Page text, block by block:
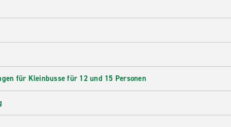
für Kleinbusse für 12 und 15 Personen